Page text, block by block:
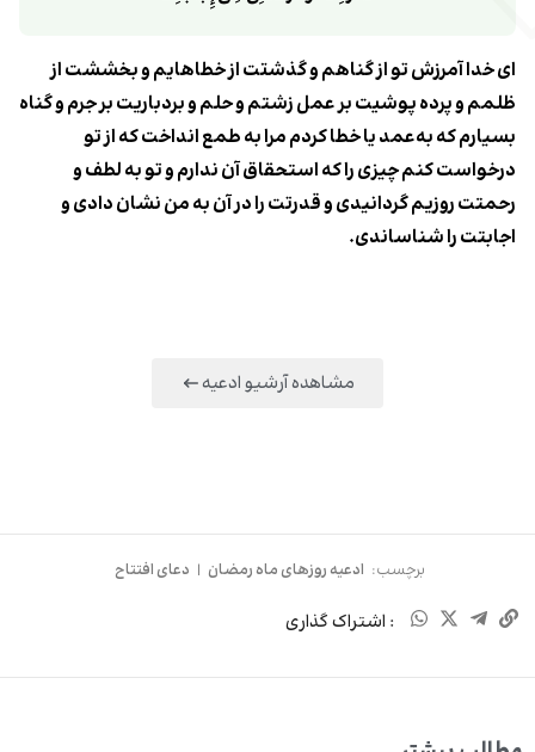
اى خدا آمرزش تو از گناهم و گذشتت از خطاهایم و بخششت از
ظلمم و پرده پوشیت بر عمل زشتمو حلم و بردباریت بر جرم و گناه
بسیارم که به‌عمد یا خطا کردممرا به طمع انداخت که از تو
درخواست کنم چیزى را که استحقاق آن ندارمو تو به لطف و
رحمتت روزیم گردانیدى و قدرتت را در آن به من نشان دادى و
اجابتت را شناساندى.
مشاهده آرشیو ادعیه
برچسب: ادعیه روزهای ماه رمضان | دعای افتتاح
: اشتراک گذاری